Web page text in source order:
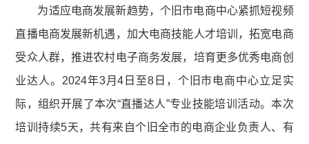
为适应电商发展新趋势，个旧市电商中心紧抓短视频
直播电商发展新机遇，加大电商技能人才培训，拓宽电商
受众人群，推进农村电子商务发展，培育更多优秀电商创
业达人。2024年3月4日至8日，个旧市电商中心立足实
际，组织开展了本次“直播达人”专业技能培训活动。本次
培训持续5天，共有来自个旧全市的电商企业负责人、有